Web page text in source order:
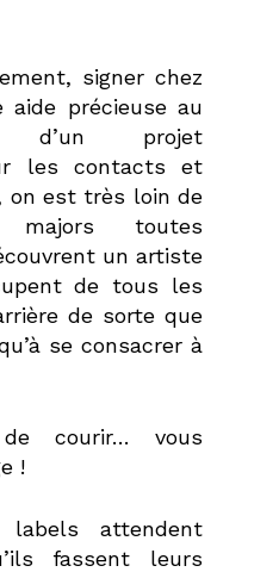
signer chez
précieuse au
d’un projet
les contacts et
on est très loin de
majors toutes
un artiste
de tous les
de sorte que
se consacrer à
courir… vous
!
labels attendent
fassent leurs